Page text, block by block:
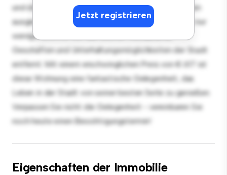
Jetzt registrieren
und die elegante Küche ist mit erstklassigen Geräten
ausgestattet. Dank der erstklassigen Lage sind Sie nur
wenige Schritte von den besten Restaurants,
Geschäften und Unterhaltungsmöglichkeiten der Stadt
entfernt. Mit einem erschwinglichen Preis von € 617 ist
diese Wohnung eine fantastische Gelegenheit, das
Leben in der Stadt von seiner besten Seite zu genießen.
Verpassen Sie nicht die Gelegenheit - vereinbaren Sie
noch heute einen Besichtigungstermin!
Eigenschaften der Immobilie